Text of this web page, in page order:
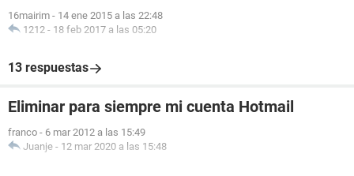
16mairim - 14 ene 2015 a las 22:48
1212 - 18 feb 2017 a las 05:20
13 respuestas
Eliminar para siempre mi cuenta Hotmail
franco - 6 mar 2012 a las 15:49
Juanje - 12 mar 2020 a las 15:48